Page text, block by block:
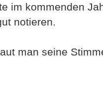
im kommenden
notieren.
man seine